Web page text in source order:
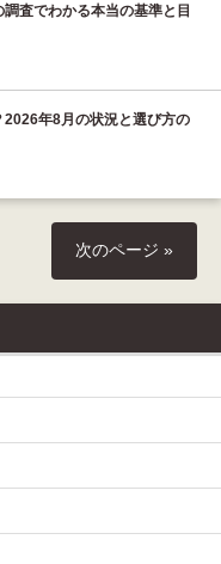
査でわかる本当の基準と目
年8月の状況と選び方の
次のページ »